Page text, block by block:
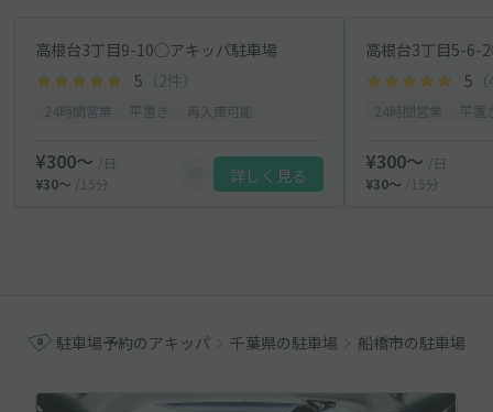
高根台3丁目9-10◯アキッパ駐車場
5 （2件）
¥300〜
/日
¥30〜
/15分 詳しく見る
高根台3丁目5-6-
5
¥300〜
/日
¥30〜
/15分
駐車場予約のアキッパ 千葉県の駐車場 船橋市の駐車場